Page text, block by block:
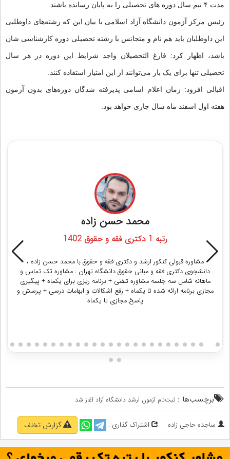
مدت ۴ نیم سال دوره های تحصیلی را به پایان رسانده باشند.
رئیس مرکز آزمون دانشگاه آزاد اسلامی با بیان این که رشته‌های داوطلبی
این داوطلبان باید هم نام و متجانس با رشته تحصیلی دوره کارشناسی شان
باشد، اظهار کرد: فارغ التحصیلان واجد شرایط این دوره در هر سال
تحصیلی تنها برای یک بار می‌توانند از این امتیاز استفاده کنند.
اقبالی افزود: زمان اعلام اسامی پذیرفته شدگان دوره‌های بدون آزمون
هفته اول اسفند ماه سال جاری خواهد بود.
محمد حسن زاده
رتبه 1 دکتری فقه و حقوق 1402
مشاوره قبولی کنکور ارشد و دکتری فقه و حقوق با محمد حسن زاده ،
دانشجوی دکتری فقه و مبانی حقوق دانشگاه تهران : مشاوره تک تماس و
ماهانه شامل سه جلسه مشاوره تلفنی + برنامه ریزی برای یکماه + پیگیری
مجازی برنامه ارائه شده تا یکماه + رفع اشکالات و ابهامات درسی + پرسش و
پاسخ مجازی تا یکماه
برچسب‌ها : ثبت‌نام آزمون ارشد دانشگاه آزاد آغاز شد
ساجده حاجی زاده اشتراک گذاری : گزارش تخلف